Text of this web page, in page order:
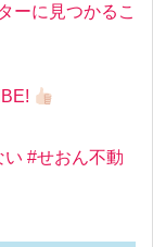
ーに見つかるこ
#せおん不動